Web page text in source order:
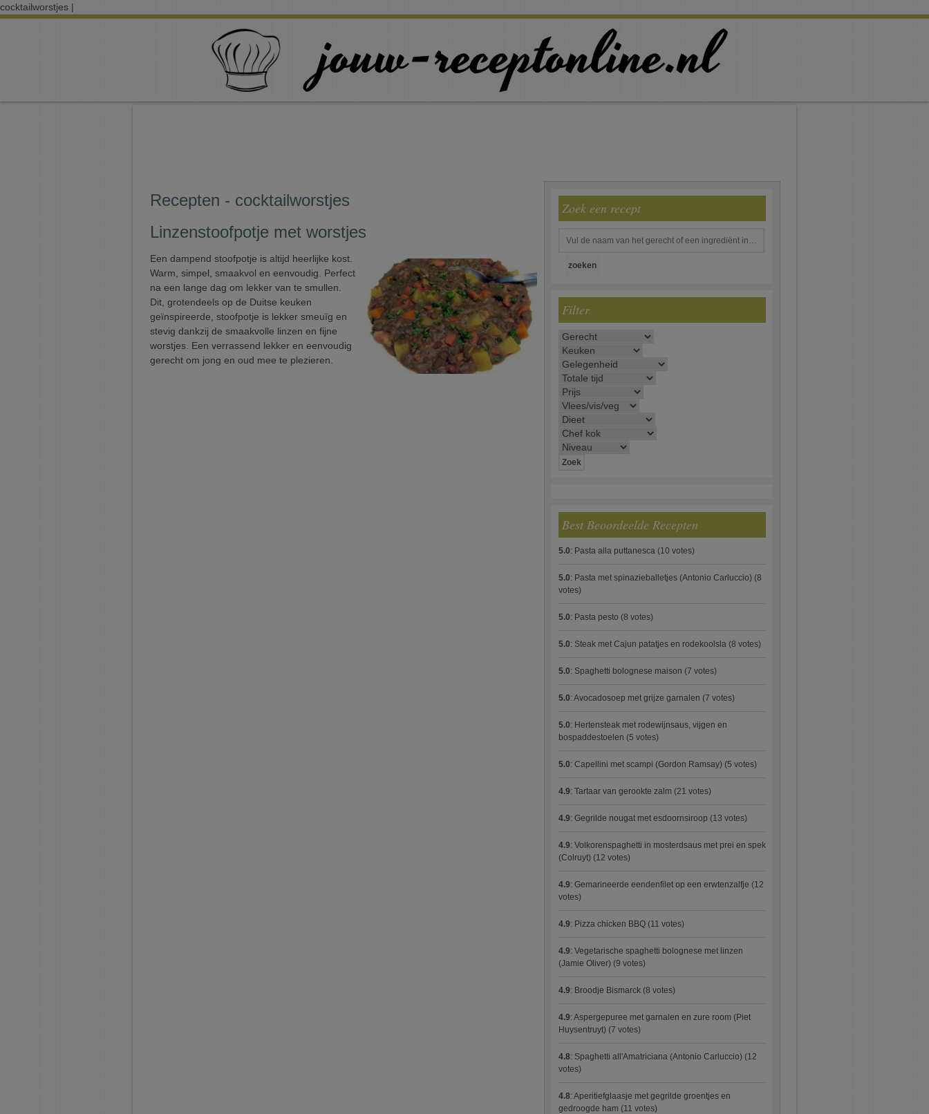
cocktailworstjes |
Recepten - cocktailworstjes
Linzenstoofpotje met worstjes
Een dampend stoofpotje is altijd heerlijke kost.
Warm, simpel, smaakvol en eenvoudig. Perfect
na een lange dag om lekker van te smullen.
Dit, grotendeels op de Duitse keuken
geïnspireerde, stoofpotje is lekker smeuïg en
stevig dankzij de smaakvolle linzen en fijne
worstjes. Een verrassend lekker en eenvoudig
gerecht om jong en oud mee te plezieren.
Zoek een recept
Filter
Best Beoordeelde Recepten
5.0: Pasta alla puttanesca (10 votes)
5.0: Pasta met spinazieballetjes (Antonio Carluccio) (8
votes)
5.0: Pasta pesto (8 votes)
5.0: Steak met Cajun patatjes en rodekoolsla (8 votes)
5.0: Spaghetti bolognese maison (7 votes)
5.0: Avocadosoep met grijze garnalen (7 votes)
5.0: Hertensteak met rodewijnsaus, vijgen en
bospaddestoelen (5 votes)
5.0: Capellini met scampi (Gordon Ramsay) (5 votes)
4.9: Tartaar van gerookte zalm (21 votes)
4.9: Gegrilde nougat met esdoornsiroop (13 votes)
4.9: Volkorenspaghetti in mosterdsaus met prei en spek
(Colruyt) (12 votes)
4.9: Gemarineerde eendenfilet op een erwtenzalfje (12
votes)
4.9: Pizza chicken BBQ (11 votes)
4.9: Vegetarische spaghetti bolognese met linzen
(Jamie Oliver) (9 votes)
4.9: Broodje Bismarck (8 votes)
4.9: Aspergepuree met garnalen en zure room (Piet
Huysentruyt) (7 votes)
4.8: Spaghetti all'Amatriciana (Antonio Carluccio) (12
votes)
4.8: Aperitiefglaasje met gegrilde groentjes en
gedroogde ham (11 votes)